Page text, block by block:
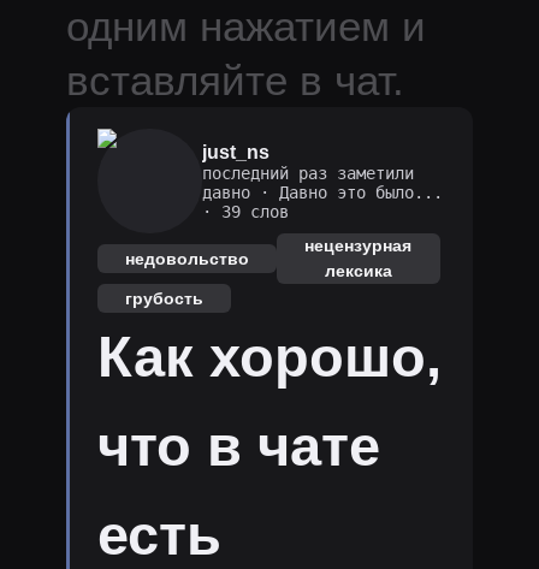
одним нажатием и
вставляйте в чат.
just_ns
последний раз заметили
давно·
Давно это было...
· 39 слов
недовольство
нецензурная
лексика
грубость
Как хорошо,
что в чате
есть